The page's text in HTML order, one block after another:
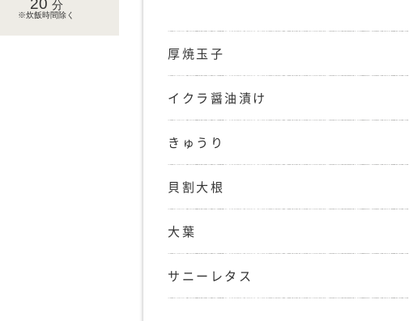
20 分
※炊飯時間除く
厚焼玉子
イクラ醤油漬け
きゅうり
貝割大根
大葉
サニーレタス